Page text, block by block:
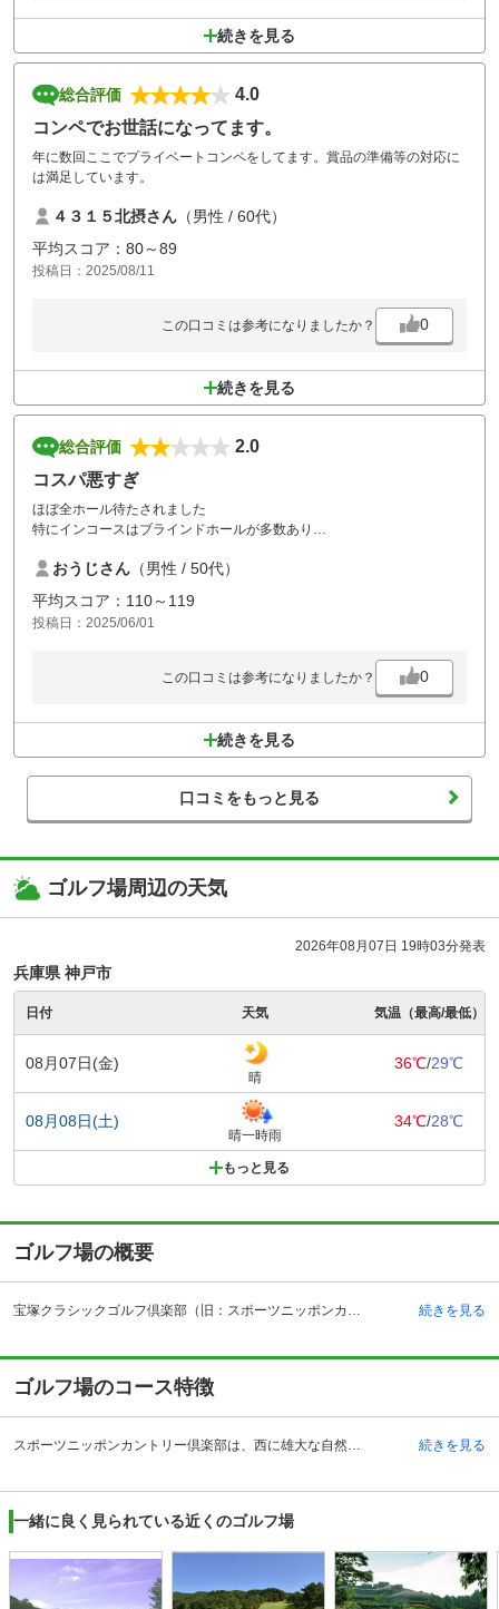
続きを見る
総合評価
4.0
コンペでお世話になってます。
年に数回ここでプライベートコンペをしてます。賞品の準備等の対応に
は満足しています。
４３１５北摂さん （男性 / 60代）
平均スコア：80～89
投稿日：2025/08/11
この口コミは参考になりましたか？ 0
続きを見る
総合評価
2.0
コスパ悪すぎ
ほぼ全ホール待たされました
特にインコースはブラインドホールが多数あり
フェアウェイは砂だらけ
ボールが落ちる度に舞い上がり
友人のフェアウェイウッドには
キズがついたみたいです
おうじさん （男性 / 50代）
平均スコア：110～119
投稿日：2025/06/01
この口コミは参考になりましたか？ 0
続きを見る
口コミをもっと見る
ゴルフ場周辺の天気
2026年08月07日 19時03分発表
兵庫県 神戸市
日付 天気 気温（最高/最低）
08月07日(金)
晴
36℃/29℃
08月08日(土)
晴一時雨
34℃/28℃
もっと見る
ゴルフ場の概要
宝塚クラシックゴルフ倶楽部（旧：スポーツニッポンカントリー倶楽部）の予約ならじゃらんゴルフ。カートの有無や利用税、キャンセル料、ナイター設備、駐車場などのコース情報はもちろん、口コミ、フォトギャラリーなどコースの難易度や攻略に役立つ情報充実、予約する度にポイントが貯まるのでお得にゴルフをお楽しみ頂けます。 兵庫県宝塚市のゴルフクラブ、スポーツニッポンカントリー倶楽部は、周囲の恵まれた環境を活かしたゴルフ場設計が特徴です。また、クラブハウスは大阪湾や西宮の風景を一望する事が出来る上に、六甲山の雄大な自然をも身近に感じられる最高のロケーションです。訪れたゴルファーに、忙しい都会とは違う雄大でゆったりしたゴルフの時間を提供してくれます。ビギナー・シニア・女性ゴルファー等にもプレーしやすいセッティングとなっており、爽快なゴルフを満喫する事が出来ます。 アクセスは自動車・電車共に良好です。自動車の場合、中国自動車道の宝塚インターチェンジから約10キロメートル程度です。電車の場合、JR・阪急それぞれの宝塚駅からタクシーで約10分程度です。 続きを見る
ゴルフ場のコース特徴
スポーツニッポンカントリー倶楽部は、西に雄大な自然を残す六甲山系を、南東に大阪湾を一望出来る素晴らしいロケーションにあるゴルフクラブです。丘陵地でありながら、全体にフラットで広いフェアウェイは、ダイナミックな飛距離を楽しむのに最適です。総ホール数は、INコース・OUTコースの各9ホールの合計18ホールとなっています。INコースの方がやや高低差があり、コース自体もドッグレッグが多い為、変化に富んだコース設計となっています。特に14番ホールは、ミドルホールの谷越えコースとなっている上、グリーン手前にガードバンカーが配置されている為、確実なショットコントロールが必要となる、攻略し甲斐のあるコースとなっています。 続きを見る
一緒に良く見られている近くのゴルフ場